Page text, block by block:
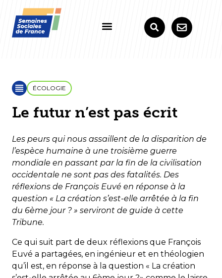
ÉCOLOGIE
Le futur n’est pas écrit
Les peurs qui nous assaillent de la disparition de
l’espèce humaine à une troisième guerre
mondiale en passant par la fin de la civilisation
occidentale ne sont pas des fatalités. Des
réflexions de François Euvé en réponse à la
question « La création s’est-elle arrêtée à la fin
du 6ème jour ? » serviront de guide à cette
Tribune.
Ce qui suit part de deux réflexions que François
Euvé a partagées, en ingénieur et en théologien
qu’il est, en réponse à la question « La création